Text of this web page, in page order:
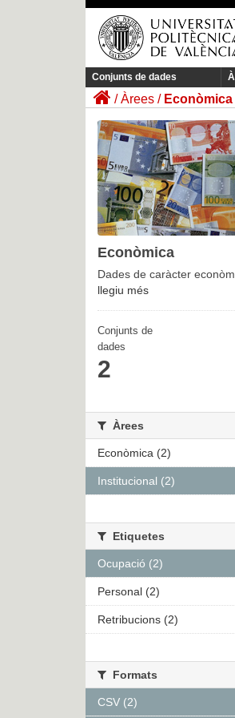
Conjunts de dades
Àrees Econòmica
Econòmica
Dades de caràcter
llegiu més
Conjunts de
dades
2
Àrees
Econòmica (2)
Institucional (2)
Etiquetes
Ocupació (2)
Personal (2)
Retribucions (2)
Formats
CSV (2)